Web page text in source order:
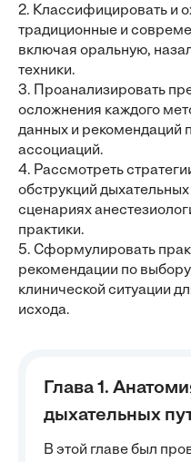
2. Классифицировать и
традиционные и
включая оральную,
техники.
3. Проанализировать
осложнения каждого
данных и рекомендаций
ассоциаций.
4. Рассмотреть
обструкций
сценариях
практики.
5. Сформулировать
рекомендации по
клинической ситуации
исхода.
Глава 1.
дыхательных
В этой главе был